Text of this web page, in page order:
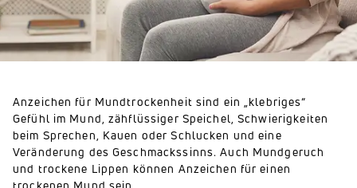
Anzeichen für Mundtrockenheit sind ein „klebriges“
Gefühl im Mund, zähflüssiger Speichel, Schwierigkeiten
beim Sprechen, Kauen oder Schlucken und eine
Veränderung des Geschmackssinns. Auch Mundgeruch
und trockene Lippen können Anzeichen für einen